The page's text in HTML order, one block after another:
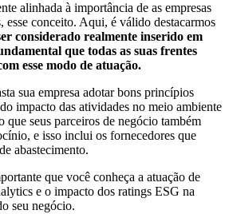
alinhada à importância de as empresas
esse conceito. Aqui, é válido destacarmos
considerado realmente inserido em
que todas as suas frentes
esse modo de atuação.
sua empresa adotar bons princípios
impacto das atividades no meio ambiente
que seus parceiros de negócio também
e isso inclui os fornecedores que
abastecimento.
que você conheça a atuação de
e o impacto dos ratings ESG na
seu negócio.